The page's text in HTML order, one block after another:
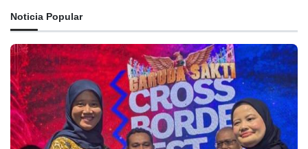
Noticia Popular